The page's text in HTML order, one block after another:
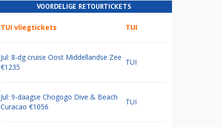
VOORDELIGE RETOURTICKETS
TUI vliegtickets TUI
Jul: 8-dg cruise Oost Middellandse Zee
€1235
TUI
Jul: 9-daagse Chogogo Dive & Beach
Curacao €1056
TUI